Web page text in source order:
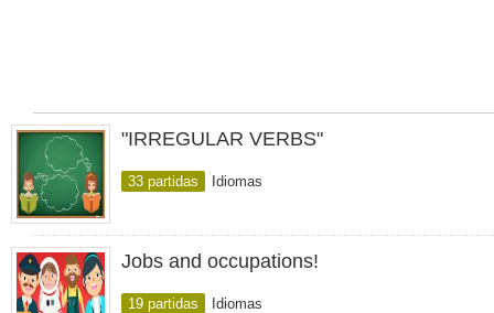
"IRREGULAR VERBS"
33 partidas Idiomas
Jobs and occupations!
19 partidas Idiomas